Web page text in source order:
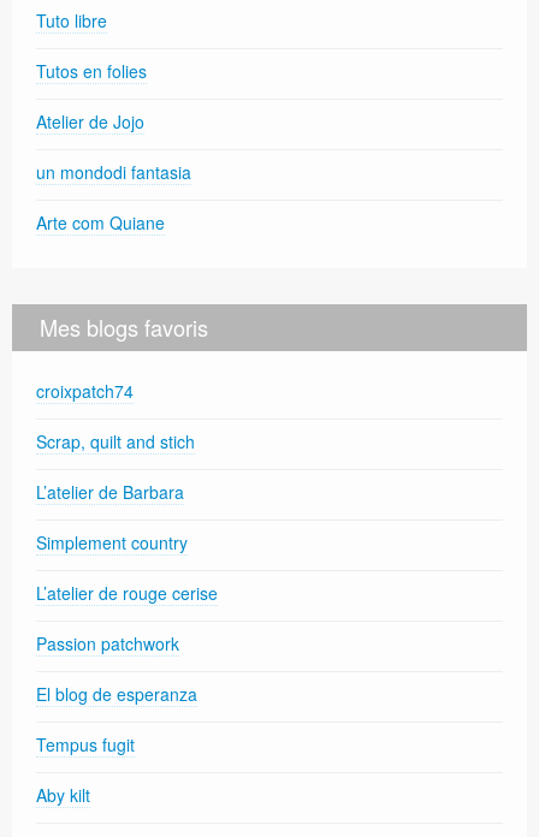
Tuto libre
Tutos en folies
Atelier de Jojo
un mondodi fantasia
Arte com Quiane
Mes blogs favoris
croixpatch74
Scrap, quilt and stich
L’atelier de Barbara
Simplement country
L’atelier de rouge cerise
Passion patchwork
El blog de esperanza
Tempus fugit
Aby kilt